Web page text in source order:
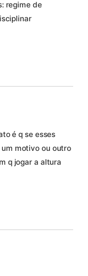
regime de
é q se esses
motivo ou outro
q jogar a altura